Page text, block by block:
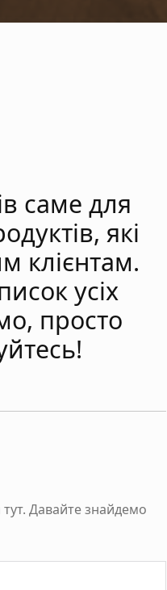
саме для
які
клієнтам.
усіх
просто
Давайте знайдемо